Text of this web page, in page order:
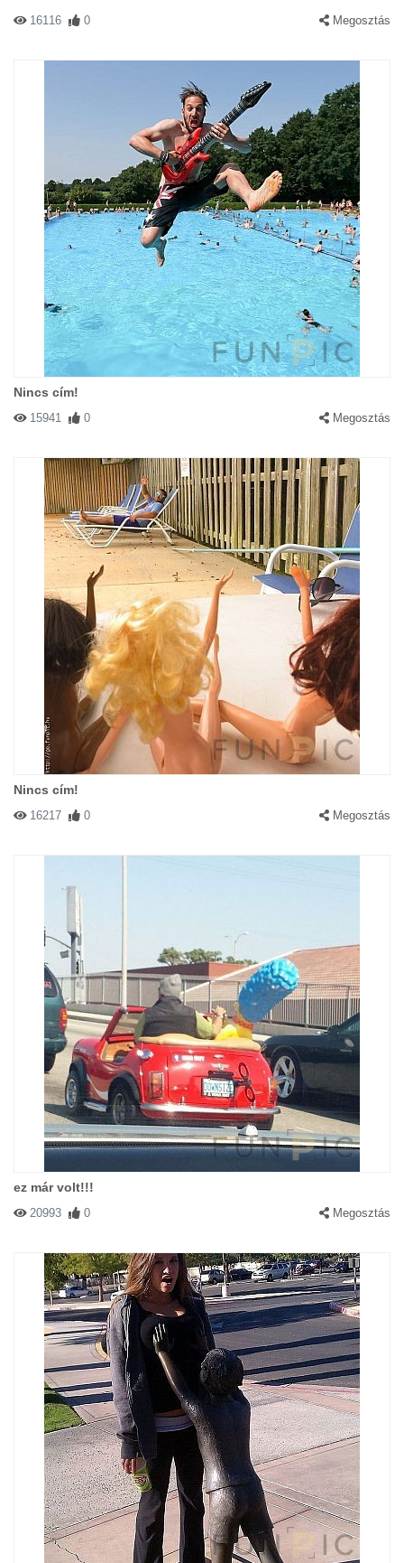
16116 0 Megosztás
Nincs cím!
15941 0 Megosztás
Nincs cím!
16217 0 Megosztás
ez már volt!!!
20993 0 Megosztás